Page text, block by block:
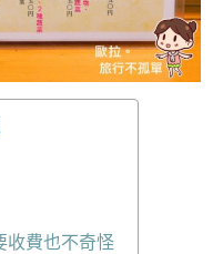
收費也不奇怪